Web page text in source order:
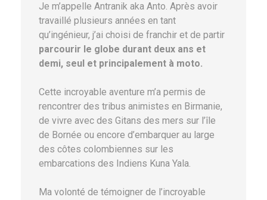
Je m’appelle Antranik aka Anto. Après avoir
travaillé plusieurs années en tant
qu’ingénieur, j’ai choisi de franchir et de partir
parcourir le globe durant deux ans et
demi, seul et principalement à moto.
Cette incroyable aventure m’a permis de
rencontrer des tribus animistes en Birmanie,
de vivre avec des Gitans des mers sur l’île
de Bornée ou encore d’embarquer au large
des côtes colombiennes sur les
embarcations des Indiens Kuna Yala.
Ma volonté de témoigner de l’incroyable